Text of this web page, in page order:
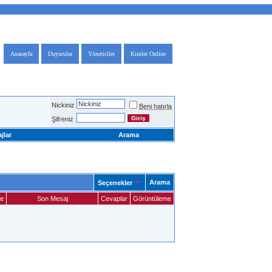
Kimler Online
Yöneticiler
Duyurular
Anasayfa
Nickiniz
Beni hatırla
Şifreniz
Arama
Seçenekler Arama
Son Mesaj Cevaplar Görüntüleme